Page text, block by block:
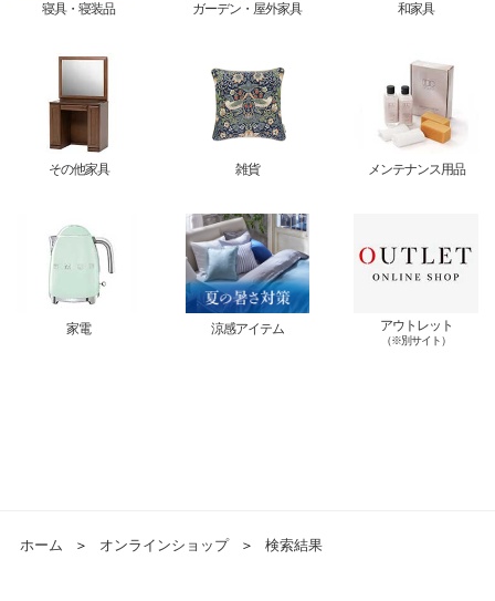
寝具・寝装品 ガーデン・屋外家具 和家具
その他家具 雑貨 メンテナンス用品
家電 涼感アイテム アウトレット
（※別サイト）
ホーム ＞ オンラインショップ ＞ 検索結果